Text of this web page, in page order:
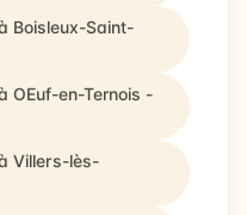
Boisleux-Saint-
OEuf-en-Ternois -
Villers-lès-